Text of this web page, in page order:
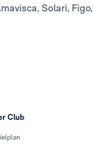
Solari, Figo,
Club